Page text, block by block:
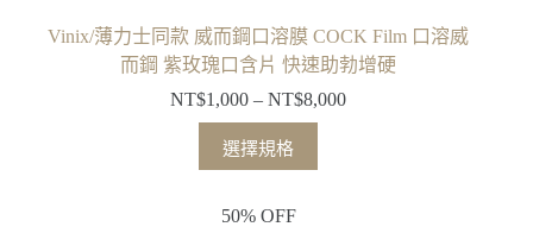
Vinix/薄力士同款 威而鋼口溶膜 COCK Film 口溶威
而鋼 紫玫瑰口含片 快速助勃增硬
NT$1,000 – NT$8,000
選擇規格
50% OFF